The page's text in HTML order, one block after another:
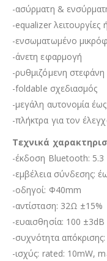
-ασύρματη &
-equalizer λειτουργίες
-ενσωματωμένο
-άνετη εφαρμογή
-ρυθμιζόμενη στεφάνη
-foldable σχεδιασμός
-μεγάλη αυτονομία
-πλήκτρα για τον
Τεχνικά
-έκδοση Bluetooth: 5.3
-εμβέλεια σύνδεσης:
-οδηγοί: Φ40mm
-αντίσταση: 32Ω ±15%
-ευαισθησία: 100 ±3dB
-συχνότητα
-ισχύς: rated: 10mW,